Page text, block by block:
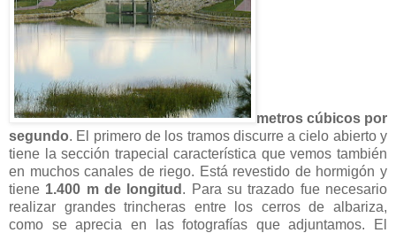
metros cúbicos por
segundo. El primero de los tramos discurre a cielo abierto y
tiene la sección trapecial característica que vemos también
en muchos canales de riego. Está revestido de hormigón y
tiene 1.400 m de longitud . Para su trazado fue necesario
realizar grandes trincheras entre los cerros de albariza,
como se aprecia en las fotografías que adjuntamos. El